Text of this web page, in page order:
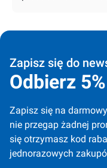
Zapisz się do
Odbierz
Zapisz się na
nie przegap żadnej
się otrzymasz kod
jednorazowych